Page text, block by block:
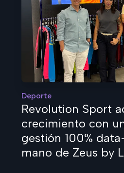
Deporte
Revolution Sport
crecimiento con
gestión 100%
mano de Zeus by